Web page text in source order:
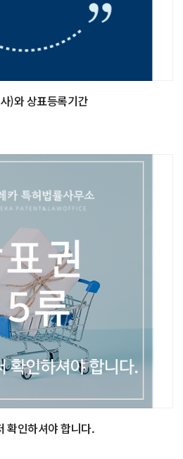
)와 상표등록기간
확인하셔야 합니다.